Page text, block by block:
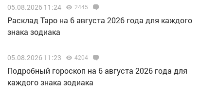
05.08.2026 11:24 2445
Расклад Таро на 6 августа 2026 года для каждого
знака зодиака
05.08.2026 11:23 4204
Подробный гороскоп на 6 августа 2026 года для
каждого знака зодиака